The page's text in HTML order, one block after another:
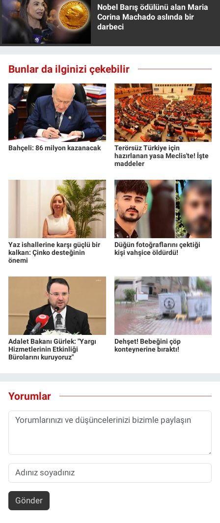
Nobel Barış ödülünü alan Maria
Corina Machado aslında bir
darbeci
Bunlar da ilginizi çekebilir
Bahçeli: 86 milyon kazanacak
Terörsüz Türkiye için
hazırlanan yasa Meclis'te! İşte
maddeler
Yaz ishallerine karşı güçlü bir
kalkan: Çinko desteğinin
önemi
Düğün fotoğraflarını çektiği
kişi vahşice öldürdü!
Adalet Bakanı Gürlek: "Yargı
Hizmetlerinin Etkinliği
Bürolarını kuruyoruz"
Dehşet! Bebeğini çöp
konteynerine bıraktı!
Yorumlar
Gönder